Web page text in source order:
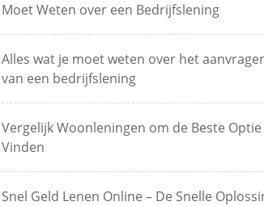
Moet Weten over een Bedrijfslening
Alles wat je moet weten over het
van een bedrijfslening
Vergelijk Woonleningen om de Beste
Vinden
Snel Geld Lenen Online – De Snelle